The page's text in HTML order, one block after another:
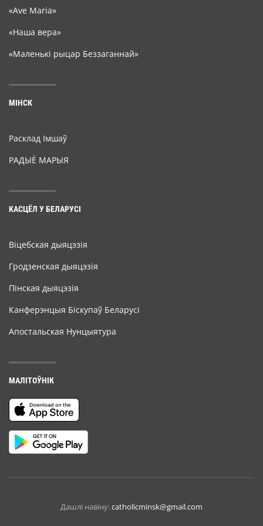
«Ave Maria»
«Наша вера»
«Маленькі рыцар Беззаганнай»
МІНСК
Расклад Імшаў
РАДЫЁ МАРЫЯ
КАСЦЁЛ У БЕЛАРУСІ
Віцебская дыяцэзія
Гродзенская дыяцэзія
Пінская дыяцэзія
Канферэнцыя Біскупаў Беларусі
Апостальская Нунцыятура
МАЛІТОЎНІК
Дашлі навіну:catholicminsk@gmail.com